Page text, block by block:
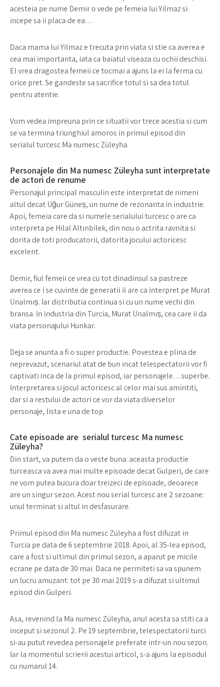
acesteia pe nume Demir o vede pe femeia lui Yilmaz si
incepe sa ii placa de ea…
Daca mama lui Yilmaz e trecuta prin viata si stie ca averea e
cea mai importanta, iata ca baiatul viseaza cu ochii deschisi.
El vrea dragostea femeii ce tocmai a ajuns la ei la ferma cu
orice pret. Se gandeste sa sacrifice totul si sa dea totul
pentru atentie.
Vom vedea impreuna prin ce situatii vor trece acestia si cum
se va termina triunghiul amoros in primul episod din
serialul turcesc Ma numesc Züleyha.
Personajele din Ma numesc Züleyha sunt interpretate
de actori de renume
Personajul principal masculin este interpretat de nimeni
altul decat Uğur Güneș, un nume de rezonanta in industrie.
Apoi, femeia care da si numele serialului turcesc o are ca
interpreta pe Hilal Altınbilek, din nou o actrita ravnita si
dorita de toti producatorii, datorita jocului actoricesc
excelent.
Demir, fiul femeii ce vrea cu tot dinadinsul sa pastreze
averea ce i se cuvinte de generatii il are ca interpret pe Murat
Ünalmıș. Iar distributia continua si cu un nume vechi din
bransa. In industria din Turcia, Murat Ünalmıș, cea care ii da
viata personajului Hunkar.
Deja se anunta a fi o super productie. Povestea e plina de
neprevazut, scenariul atat de bun incat telespectatorii vor fi
captivati inca de la primul episod, iar personajele…superbe.
Interpretarea si jocul actoricesc al celor mai sus amintiti,
dar si a restului de actori ce vor da viata diverselor
personaje, lista e una de top.
Cate episoade are serialul turcesc Ma numesc
Züleyha?
Din start, va putem da o veste buna: aceasta productie
turceasca va avea mai multe episoade decat Gulperi, de care
ne vom putea bucura doar treizeci de episoade, deoarece
are un singur sezon. Acest nou serial turcesc are 2 sezoane:
unul terminat si altul in desfasurare.
Primul episod din Ma numesc Züleyha a fost difuzat in
Turcia pe data de 6 septembrie 2018. Apoi, al 35-lea episod,
care a fost si ultimul din primul sezon, a aparut pe micile
ecrane pe data de 30 mai. Daca ne permiteti sa va spunem
un lucru amuzant: tot pe 30 mai 2019 s-a difuzat si ultimul
episod din Gulperi.
Asa, revenind la Ma numesc Züleyha, anul acesta sa stiti ca a
inceput si sezonul 2. Pe 19 septembrie, telespectatorii turci
si-au putut revedea personajele preferate intr-un nou sezon.
Iar la momentul scrierii acestui articol, s-a ajuns la episodul
cu numarul 14.